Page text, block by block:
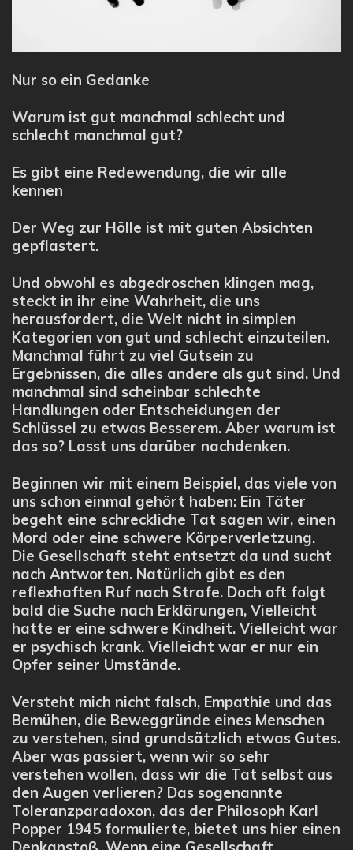
Nur so ein Gedanke
Warum ist gut manchmal schlecht und
schlecht manchmal gut?
Es gibt eine Redewendung, die wir alle
kennen
Der Weg zur Hölle ist mit guten Absichten
gepflastert.
Und obwohl es abgedroschen klingen mag,
steckt in ihr eine Wahrheit, die uns
herausfordert, die Welt nicht in simplen
Kategorien von gut und schlecht einzuteilen.
Manchmal führt zu viel Gutsein zu
Ergebnissen, die alles andere als gut sind. Und
manchmal sind scheinbar schlechte
Handlungen oder Entscheidungen der
Schlüssel zu etwas Besserem. Aber warum ist
das so? Lasst uns darüber nachdenken.
Beginnen wir mit einem Beispiel, das viele von
uns schon einmal gehört haben: Ein Täter
begeht eine schreckliche Tat sagen wir, einen
Mord oder eine schwere Körperverletzung.
Die Gesellschaft steht entsetzt da und sucht
nach Antworten. Natürlich gibt es den
reflexhaften Ruf nach Strafe. Doch oft folgt
bald die Suche nach Erklärungen, Vielleicht
hatte er eine schwere Kindheit. Vielleicht war
er psychisch krank. Vielleicht war er nur ein
Opfer seiner Umstände.
Versteht mich nicht falsch, Empathie und das
Bemühen, die Beweggründe eines Menschen
zu verstehen, sind grundsätzlich etwas Gutes.
Aber was passiert, wenn wir so sehr
verstehen wollen, dass wir die Tat selbst aus
den Augen verlieren? Das sogenannte
Toleranzparadoxon, das der Philosoph Karl
Popper 1945 formulierte, bietet uns hier einen